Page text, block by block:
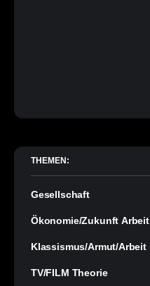
THEMEN:
Gesellschaft
Ökonomie/Zukunft Arbeit
Klassismus/Armut/Arbeit
TV/FILM Theorie